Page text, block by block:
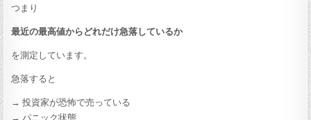
つまり
最近の最高値からどれだけ急落しているか
を測定しています。
急落すると
→ 投資家が恐怖で売っている
→ パニック状態